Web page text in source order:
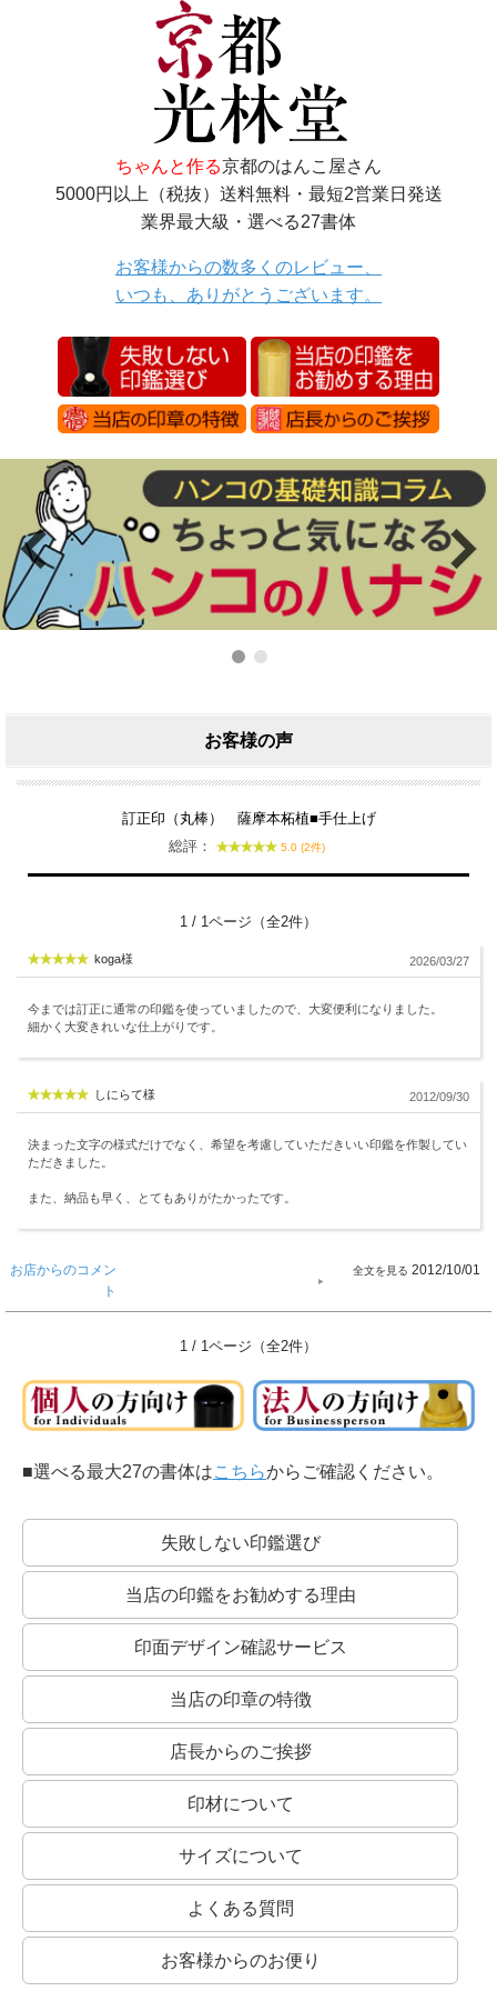
ちゃんと作る京都のはんこ屋さん
5000円以上（税抜）送料無料・最短2営業日発送
業界最大級・選べる27書体
お客様からの数多くのレビュー、
いつも、ありがとうございます。
お客様の声
訂正印（丸棒） 薩摩本柘植■手仕上げ
総評：
5.0 (2件)
1 / 1ページ（全2件）
koga様 2026/03/27
今までは訂正に通常の印鑑を使っていましたので、大変便利になりました。
細かく大変きれいな仕上がりです。
しにらて様 2012/09/30
決まった文字の様式だけでなく、希望を考慮していただきいい印鑑を作製してい
ただきました。
また、納品も早く、とてもありがたかったです。
お店からのコメン
ト
2012/10/01
1 / 1ページ（全2件）
■選べる最大27の書体はこちらからご確認ください。
失敗しない印鑑選び
当店の印鑑をお勧めする理由
印面デザイン確認サービス
当店の印章の特徴
店長からのご挨拶
印材について
サイズについて
よくある質問
お客様からのお便り